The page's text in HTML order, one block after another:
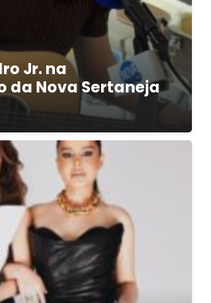
Jr. na
da Nova Sertaneja